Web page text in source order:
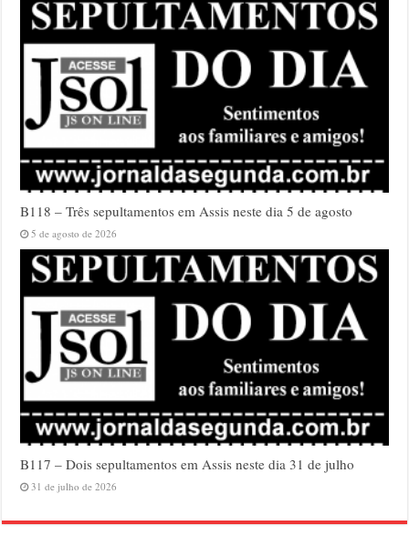
B118 – Três sepultamentos em Assis neste dia 5 de agosto
5 de agosto de 2026
B117 – Dois sepultamentos em Assis neste dia 31 de julho
31 de julho de 2026